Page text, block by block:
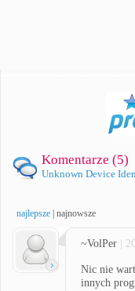
Komentarze (5)
Unknown Device
najlepsze najnowsze
~VolPer |
Nic nie
innych